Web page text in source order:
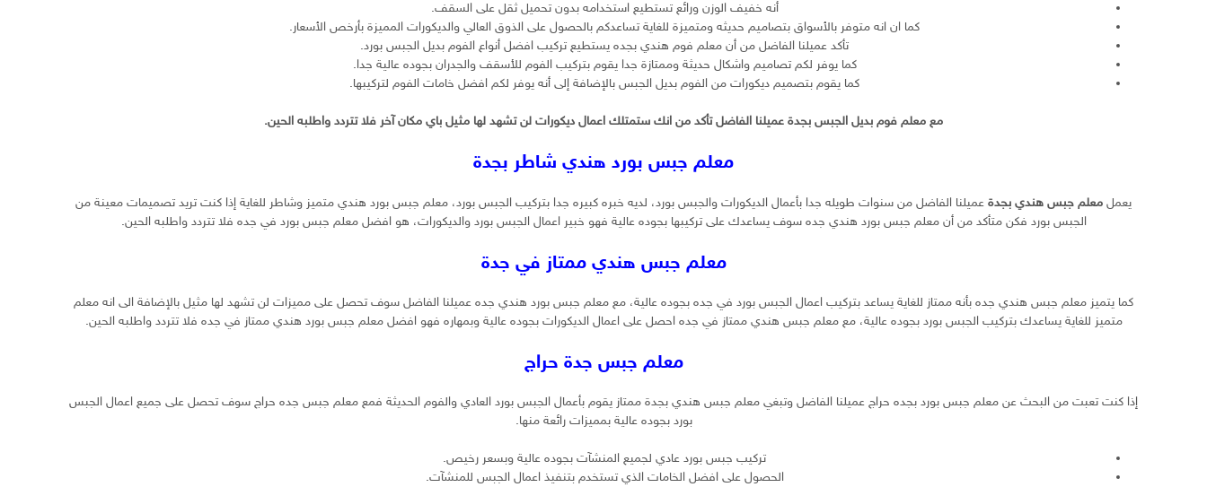
أنه خفيف الوزن ورائع تستطيع استخدامه بدون تحميل ثقل على السقف.
كما ان انه متوفر بالأسواق بتصاميم حديثه ومتميزة للغاية تساعدكم بالحصول على الذوق العالي والديكورات المميزة بأرخص الأسعار.
تأكد عميلنا الفاضل من أن معلم فوم هندي بجده يستطيع تركيب افضل أنواع الفوم بديل الجبس بورد.
كما يوفر لكم تصاميم واشكال حديثة وممتازة جدا يقوم بتركيب الفوم للأسقف والجدران بجوده عالية جدا.
كما يقوم بتصميم ديكورات من الفوم بديل الجبس بالإضافة إلى أنه يوفر لكم افضل خامات الفوم لتركيبها.
مع معلم فوم بديل الجبس بجدة عميلنا الفاضل تأكد من انك ستمتلك اعمال ديكورات لن تشهد لها مثيل باي مكان آخر فلا تتردد واطلبه الحين.
معلم جبس بورد هندي شاطر بجدة
يعمل معلم جبس هندي بجدة عميلنا الفاضل من سنوات طويله جدا بأعمال الديكورات والجبس بورد، لديه خبره كبيره جدا بتركيب الجبس بورد، معلم جبس بورد هندي متميز وشاطر للغاية إذا كنت تريد تصميمات معينة من
الجبس بورد فكن متأكد من أن معلم جبس بورد هندي جده سوف يساعدك على تركيبها بجوده عالية فهو خبير اعمال الجبس بورد والديكورات، هو افضل معلم جبس بورد في جده فلا تتردد واطلبه الحين.
معلم جبس هندي ممتاز في جدة
كما يتميز معلم جبس هندي جده بأنه ممتاز للغاية يساعد بتركيب اعمال الجبس بورد في جده بجوده عالية، مع معلم جبس بورد هندي جده عميلنا الفاضل سوف تحصل على مميزات لن تشهد لها مثيل بالإضافة الى انه معلم
متميز للغاية يساعدك بتركيب الجبس بورد بجوده عالية، مع معلم جبس هندي ممتاز في جده احصل على اعمال الديكورات بجوده عالية وبمهاره فهو افضل معلم جبس بورد هندي ممتاز في جده فلا تتردد واطلبه الحين.
معلم جبس جدة حراج
إذا كنت تعبت من البحث عن معلم جبس بورد بجده حراج عميلنا الفاضل وتبغي معلم جبس هندي بجدة ممتاز يقوم بأعمال الجبس بورد العادي والفوم الحديثة فمع معلم جبس جده حراج سوف تحصل على جميع اعمال الجبس
بورد بجوده عالية بمميزات رائعة منها.
تركيب جبس بورد عادي لجميع المنشآت بجوده عالية وبسعر رخيص.
الحصول على افضل الخامات الذي تستخدم بتنفيذ اعمال الجبس للمنشآت.